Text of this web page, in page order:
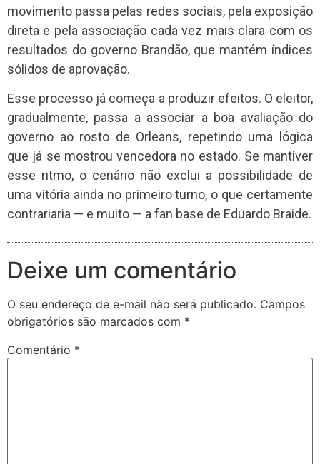
movimento passa pelas redes sociais, pela exposição
direta e pela associação cada vez mais clara com os
resultados do governo Brandão, que mantém índices
sólidos de aprovação.
Esse processo já começa a produzir efeitos. O eleitor,
gradualmente, passa a associar a boa avaliação do
governo ao rosto de Orleans, repetindo uma lógica
que já se mostrou vencedora no estado. Se mantiver
esse ritmo, o cenário não exclui a possibilidade de
uma vitória ainda no primeiro turno, o que certamente
contrariaria — e muito — a fan base de Eduardo Braide.
Deixe um comentário
O seu endereço de e-mail não será publicado. Campos
obrigatórios são marcados com *
Comentário *